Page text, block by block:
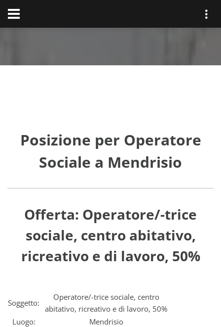
Posizione per Operatore
Sociale a Mendrisio
Offerta: Operatore/-trice
sociale, centro abitativo,
ricreativo e di lavoro, 50%
Soggetto:
Operatore/-trice sociale, centro
abitativo, ricreativo e di lavoro, 50%
Luogo:
Mendrisio